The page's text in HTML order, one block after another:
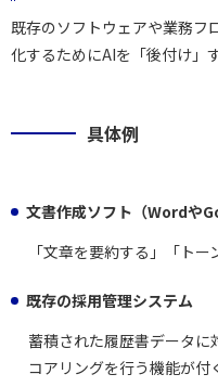
既存のソフトウェアや業務フ
化するためにAIを「後付け」
具体例
文書作成ソフト（Wordや
「文章を要約する」「ト
既存の採用管理システム
蓄積された履歴書データに
コアリングを行う機能が付